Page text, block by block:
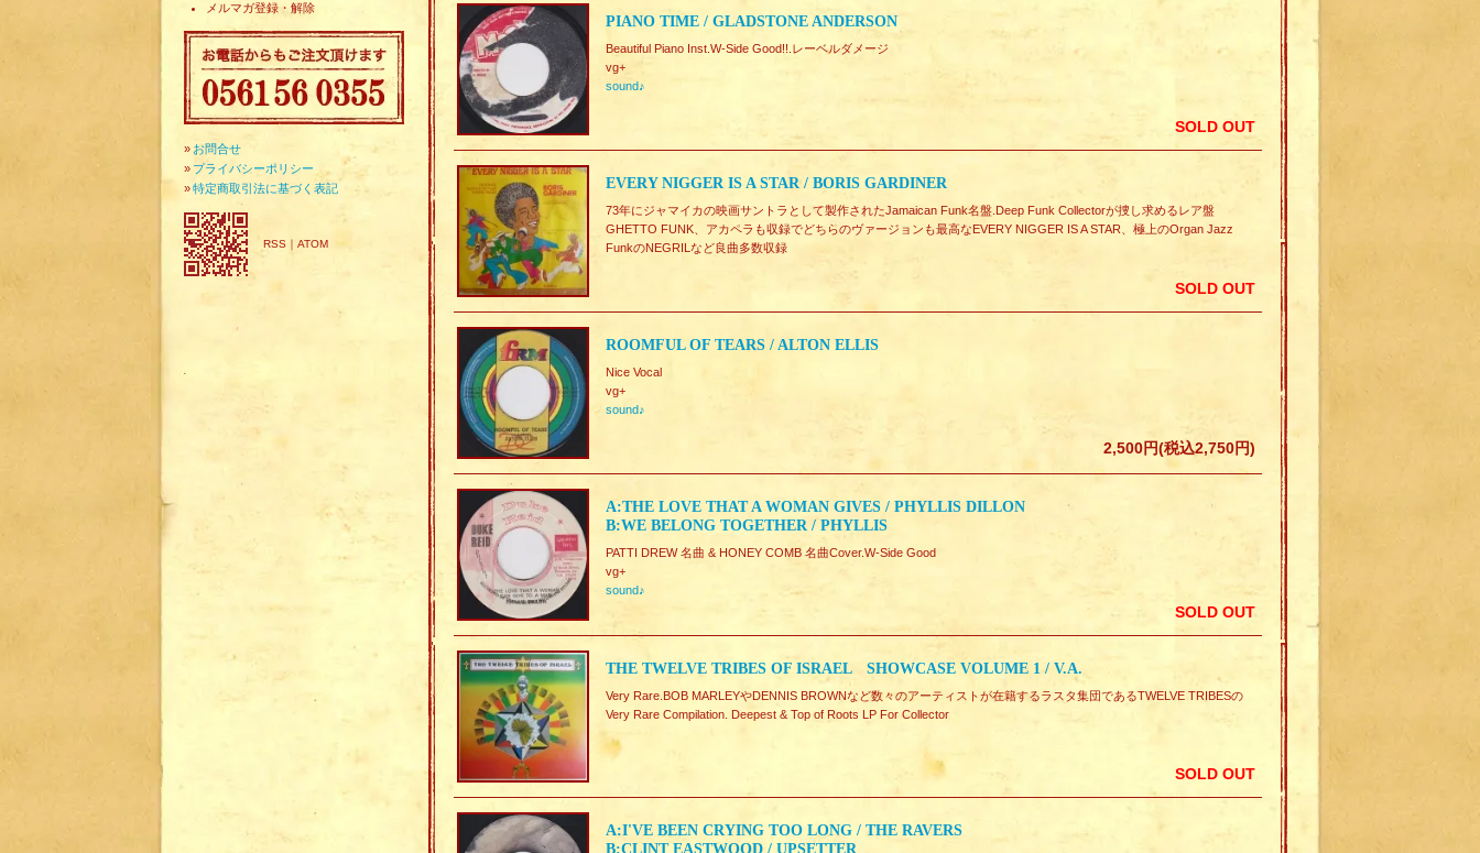
メルマガ登録・解除
» お問合せ
» プライバシーポリシー
»特定商取引法に基づく表記
RSS ｜ ATOM
PIANO TIME / GLADSTONE ANDERSON
Beautiful Piano Inst.W-Side Good!!.レーベルダメージ
vg+
sound♪
SOLD OUT
EVERY NIGGER IS A STAR / BORIS GARDINER
73年にジャマイカの映画サントラとして製作されたJamaican Funk名盤.Deep Funk Collectorが捜し求めるレア盤
GHETTO FUNK、アカペラも収録でどちらのヴァージョンも最高なEVERY NIGGER IS A STAR、極上のOrgan Jazz
FunkのNEGRILなど良曲多数収録
SOLD OUT
ROOMFUL OF TEARS / ALTON ELLIS
Nice Vocal
vg+
sound♪
2,500円(税込2,750円)
A:THE LOVE THAT A WOMAN GIVES / PHYLLIS DILLON
B:WE BELONG TOGETHER / PHYLLIS
PATTI DREW 名曲 & HONEY COMB 名曲Cover.W-Side Good
vg+
sound♪
SOLD OUT
THE TWELVE TRIBES OF ISRAEL SHOWCASE VOLUME 1 / V.A.
Very Rare.BOB MARLEYやDENNIS BROWNなど数々のアーティストが在籍するラスタ集団であるTWELVE TRIBESの
Very Rare Compilation. Deepest & Top of Roots LP For Collector
SOLD OUT
A:I'VE BEEN CRYING TOO LONG / THE RAVERS
B:CLINT EASTWOOD / UPSETTER